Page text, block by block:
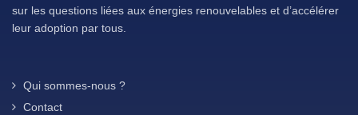
sur les questions liées aux énergies renouvelables et d’accélérer
leur adoption par tous.
Qui sommes-nous ?
Contact